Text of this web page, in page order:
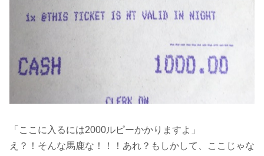
「ここに入るには2000ルピーかかりますよ」
え？！そんな馬鹿な！！！あれ？もしかして、ここじゃな